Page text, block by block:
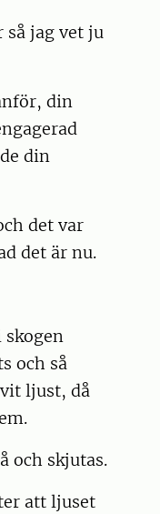
så jag vet ju
din
din
det var
det är nu.
skogen
och så
ljust, då
och skjutas.
att ljuset